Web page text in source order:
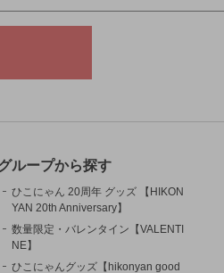
ループから探す
ひこにゃん 20周年 グッズ 【HIKON
YAN 20th Anniversary】
数量限定・バレンタイン【VALENTI
NE】
ひこにゃんグッズ【hikonyan good